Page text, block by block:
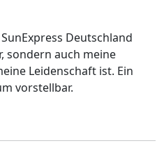
Deutschland
sondern auch meine
Leidenschaft ist. Ein
vorstellbar.